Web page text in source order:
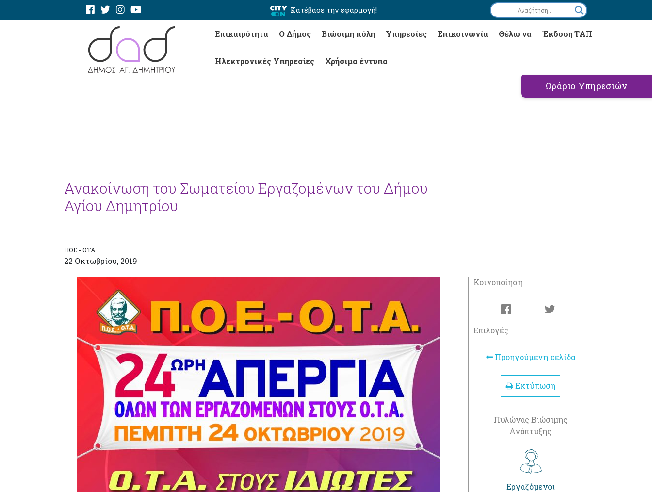
Κατέβασε την εφαρμογή!
Επικαιρότητα Ο Δήμος Βιώσιμη πόλη Υπηρεσίες Επικοινωνία Θέλω να Έκδοση ΤΑΠ
Ηλεκτρονικές Υπηρεσίες Χρήσιμα έντυπα
Ωράριο Υπηρεσιών
Ανακοίνωση του Σωματείου Εργαζομένων του Δήμου
Αγίου Δημητρίου
ΠΟΕ - ΟΤΑ
22 Οκτωβρίου, 2019
Κοινοποίηση
Επιλογές
Προηγούμενη σελίδα
Εκτύπωση
Πυλώνας Βιώσιμης
Ανάπτυξης
Εργαζόμενοι